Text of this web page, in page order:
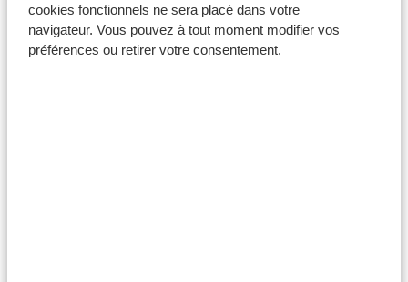
cookies fonctionnels ne sera placé dans votre
navigateur. Vous pouvez à tout moment modifier vos
préférences ou retirer votre consentement.
votre espace client "Mon Sunweb". Pour plus
d'informations, veuillez contacter notre service client.
Si vous avez réservé une voiture de location tout